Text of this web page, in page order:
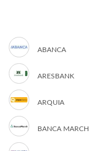
ABANCA
ARESBANK
ARQUIA
BANCA MARCH